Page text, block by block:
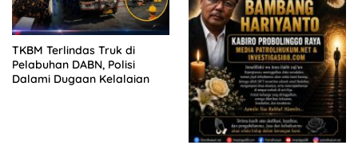
TKBM Terlindas Truk di
Pelabuhan DABN, Polisi
Dalami Dugaan Kelalaian